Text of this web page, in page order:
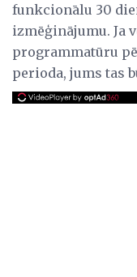
funkcionālu 30
izmēģinājumu. Ja
programmatūru
perioda, jums tas